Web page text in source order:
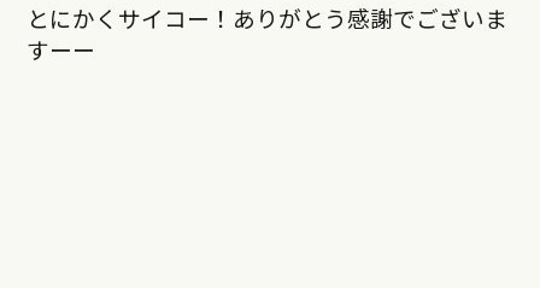
とにかくサイコー！ありがとう感謝でございま
すーー